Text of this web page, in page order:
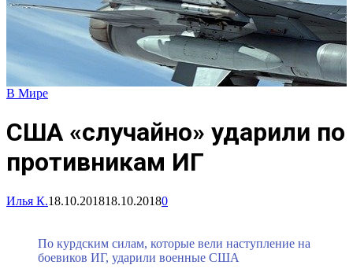
В Мире
США «случайно» ударили по
противникам ИГ
Илья К.18.10.201818.10.20180
По курдским силам, которые вели наступление на
боевиков ИГ, ударили военные США